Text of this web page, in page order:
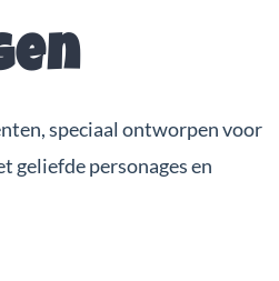
speciaal ontworpen voor
geliefde personages en